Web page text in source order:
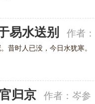
易水送别 作者：
昔时人已没，今日水犹寒。
归京 作者： 岑参